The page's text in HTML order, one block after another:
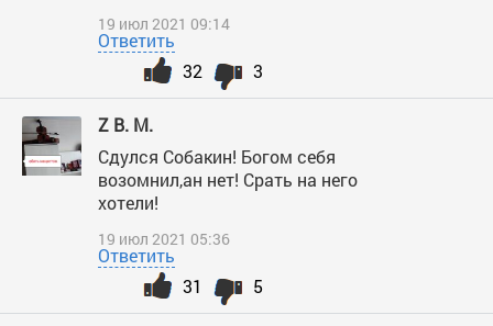
19 июл 2021 09:14
Ответить
3
32
Z В. М.
Сдулся Собакин! Богом себя
возомнил,ан нет! Срать на него
хотели!
19 июл 2021 05:36
Ответить
5
31